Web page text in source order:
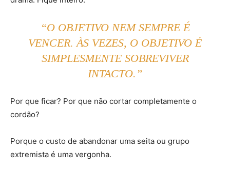
“O OBJETIVO NEM SEMPRE É
VENCER. ÀS VEZES, O OBJETIVO É
SIMPLESMENTE SOBREVIVER
INTACTO.”
Por que ficar? Por que não cortar completamente o
cordão?
Porque o custo de abandonar uma seita ou grupo
extremista é uma vergonha.